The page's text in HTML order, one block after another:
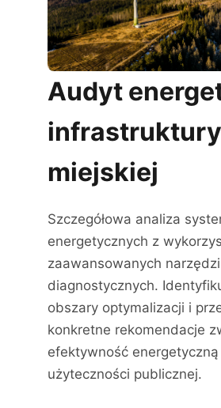
Audyt
infrastruktury
miejskiej
Szczegółowa analiza
energetycznych z
zaawansowanych narzędzi
diagnostycznych.
obszary optymalizacji i
konkretne rekomendacje
efektywność
użyteczności publicznej.